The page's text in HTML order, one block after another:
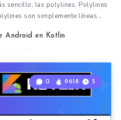
sencillo, las polylines. Polylines
son simplemente líneas…
Android en Kotlin
0 9618 5